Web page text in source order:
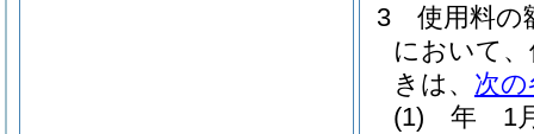
3
使用料の
において
きは、 次
(1)
年 1